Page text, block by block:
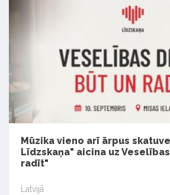
Mūzika vieno arī ārpus
Līdzskaņa" aicina uz
radīt"
Latvijā